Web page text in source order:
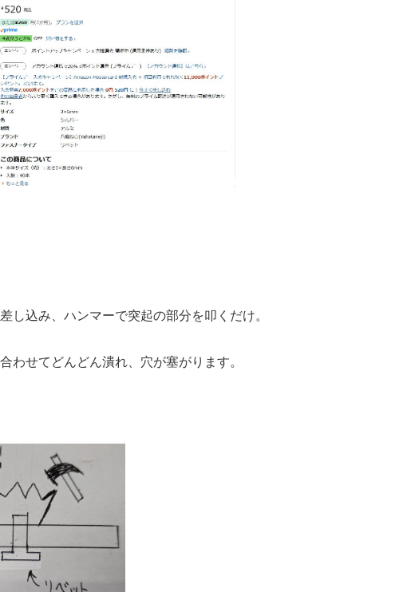
し込み、ハンマーで突起の部分を叩くだけ。
わせてどんどん潰れ、穴が塞がります。